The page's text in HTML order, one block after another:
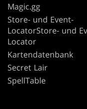
Magic.gg
Store- und Event-
LocatorStore- und
Locator
Kartendatenbank
Secret Lair
SpellTable